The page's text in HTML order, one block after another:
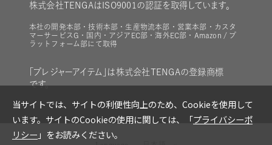
株式会社TENGAはISO9001の認証を取得しています。
本社の開発本部・技術本部・生産物流本部・営業本部・カスタ
マーサービスG・国内・アジアEC部・海外EC部・Amazon / プ
ラットフォーム部にて取得
「プレジャーアイテム」は株式会社TENGAの登録商標
です。